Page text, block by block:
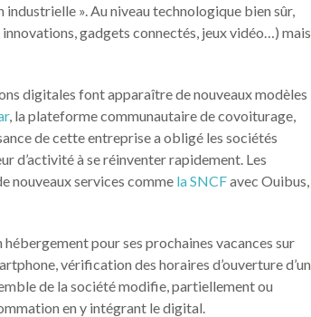
». Au niveau technologique bien sûr,
gadgets connectés, jeux vidéo…) mais
digitales font apparaître de nouveaux modèles
, la plateforme communautaire de covoiturage,
de cette entreprise a obligé les sociétés
d’activité à se réinventer rapidement. Les
nouveaux services comme la SNCFavec Ouibus,
hébergement pour ses prochaines vacances sur
vérification des horaires d’ouverture d’un
de la société modifie, partiellement ou
en y intégrant le digital.